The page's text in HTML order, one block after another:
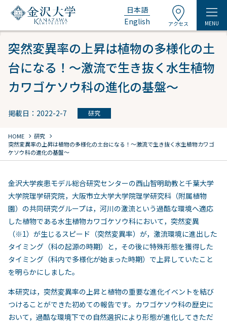
日本語
English
アクセス MENU
突然変異率の上昇は植物の多様化の土
台になる！～激流で生き抜く水生植物
カワゴケソウ科の進化の基盤～
掲載日：2022-2-7 研究
HOME chevron_right 研究 chevron_right
突然変異率の上昇は植物の多様化の土台になる！～激流で生き抜く水生植物カワゴ
ケソウ科の進化の基盤～
金沢大学疾患モデル総合研究センターの西山智明助教と千葉大学
大学院理学研究院，大阪市立大学大学院理学研究科（附属植物
園）の共同研究グループは，河川の激流という過酷な環境へ適応
した植物である水生植物カワゴケソウ科において，突然変異
（※1）が生じるスピード（突然変異率）が，激流環境に進出した
タイミング（科の起源の時期）と，その後に特殊形態を獲得した
タイミング（科内で多様化が始まった時期）で上昇していたこと
を明らかにしました。
本研究は，突然変異率の上昇と植物の重要な進化イベントを結び
つけることができた初めての報告です。カワゴケソウ科の歴史に
おいて，過酷な環境下での自然選択により形態が進化してきただ